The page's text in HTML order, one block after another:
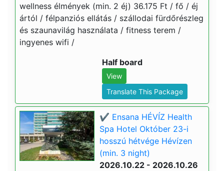
wellness élmények (min. 2 éj) 36.175 Ft / fő / éj
ártól / félpanziós ellátás / szállodai fürdőrészleg
és szaunavilág használata / fitness terem /
ingyenes wifi /
Half board
View
Translate This Package
✔️ Ensana HÉVÍZ Health
Spa Hotel Október 23-i
hosszú hétvége Hévízen
(min. 3 night)
2026.10.22 - 2026.10.26